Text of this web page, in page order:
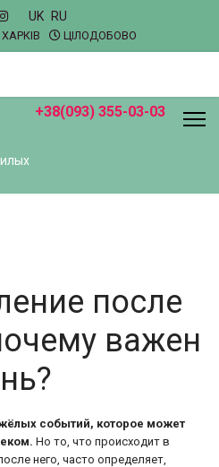
UK RU
ЦІЛОДОБОВО
+38(093) 355-03-03
после
важен
событий, которое может
Но то, что происходит в
него, часто определяет,